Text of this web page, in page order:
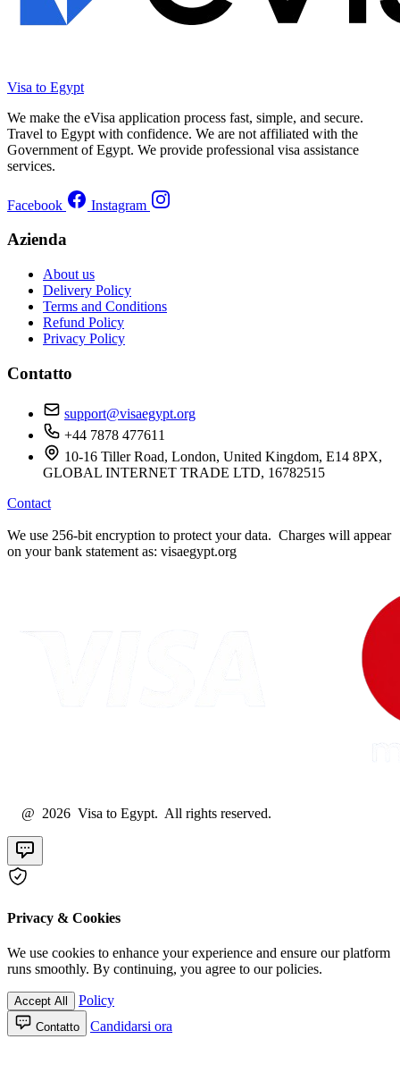
Visa to Egypt
We make the eVisa application process fast, simple, and secure.
Travel to Egypt with confidence. We are not affiliated with the
Government of Egypt. We provide professional visa assistance
services.
Facebook Instagram
Azienda
About us
Delivery Policy
Terms and Conditions
Refund Policy
Privacy Policy
Contatto
support@visaegypt.org
+44 7878 477611
10-16 Tiller Road, London, United Kingdom, E14 8PX,
GLOBAL INTERNET TRADE LTD, 16782515
Contact
We use 256-bit encryption to protect your data. Charges will appear
on your bank statement as: visaegypt.org
@ 2026 Visa to Egypt. All rights reserved.
Privacy & Cookies
We use cookies to enhance your experience and ensure our platform
runs smoothly. By continuing, you agree to our policies.
Accept All Policy
Contatto Candidarsi ora